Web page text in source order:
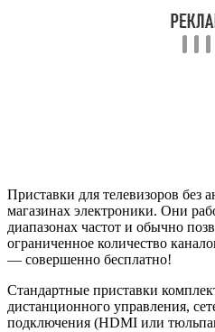
Приставки для телевизоров без
магазинах электроники. Они
диапазонах частот и обычно
ограниченное количество
— совершенно бесплатно!
Стандартные приставки
дистанционного управления,
подключения (HDMI или